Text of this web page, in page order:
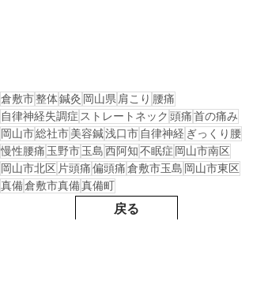
倉敷市整体鍼灸 岡山県 肩こり 腰痛
自律神経失調症 ストレートネック 頭痛首の痛み
岡山市総社市美容鍼浅口市 自律神経 ぎっくり腰
慢性腰痛 玉野市玉島西阿知不眠症 岡山市南区
岡山市北区 片頭痛偏頭痛倉敷市玉島 岡山市東区
真備倉敷市真備真備町
戻る